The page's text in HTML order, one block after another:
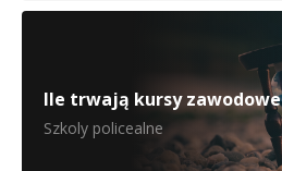
Ile trwają kursy zawodowe
Szkoly policealne